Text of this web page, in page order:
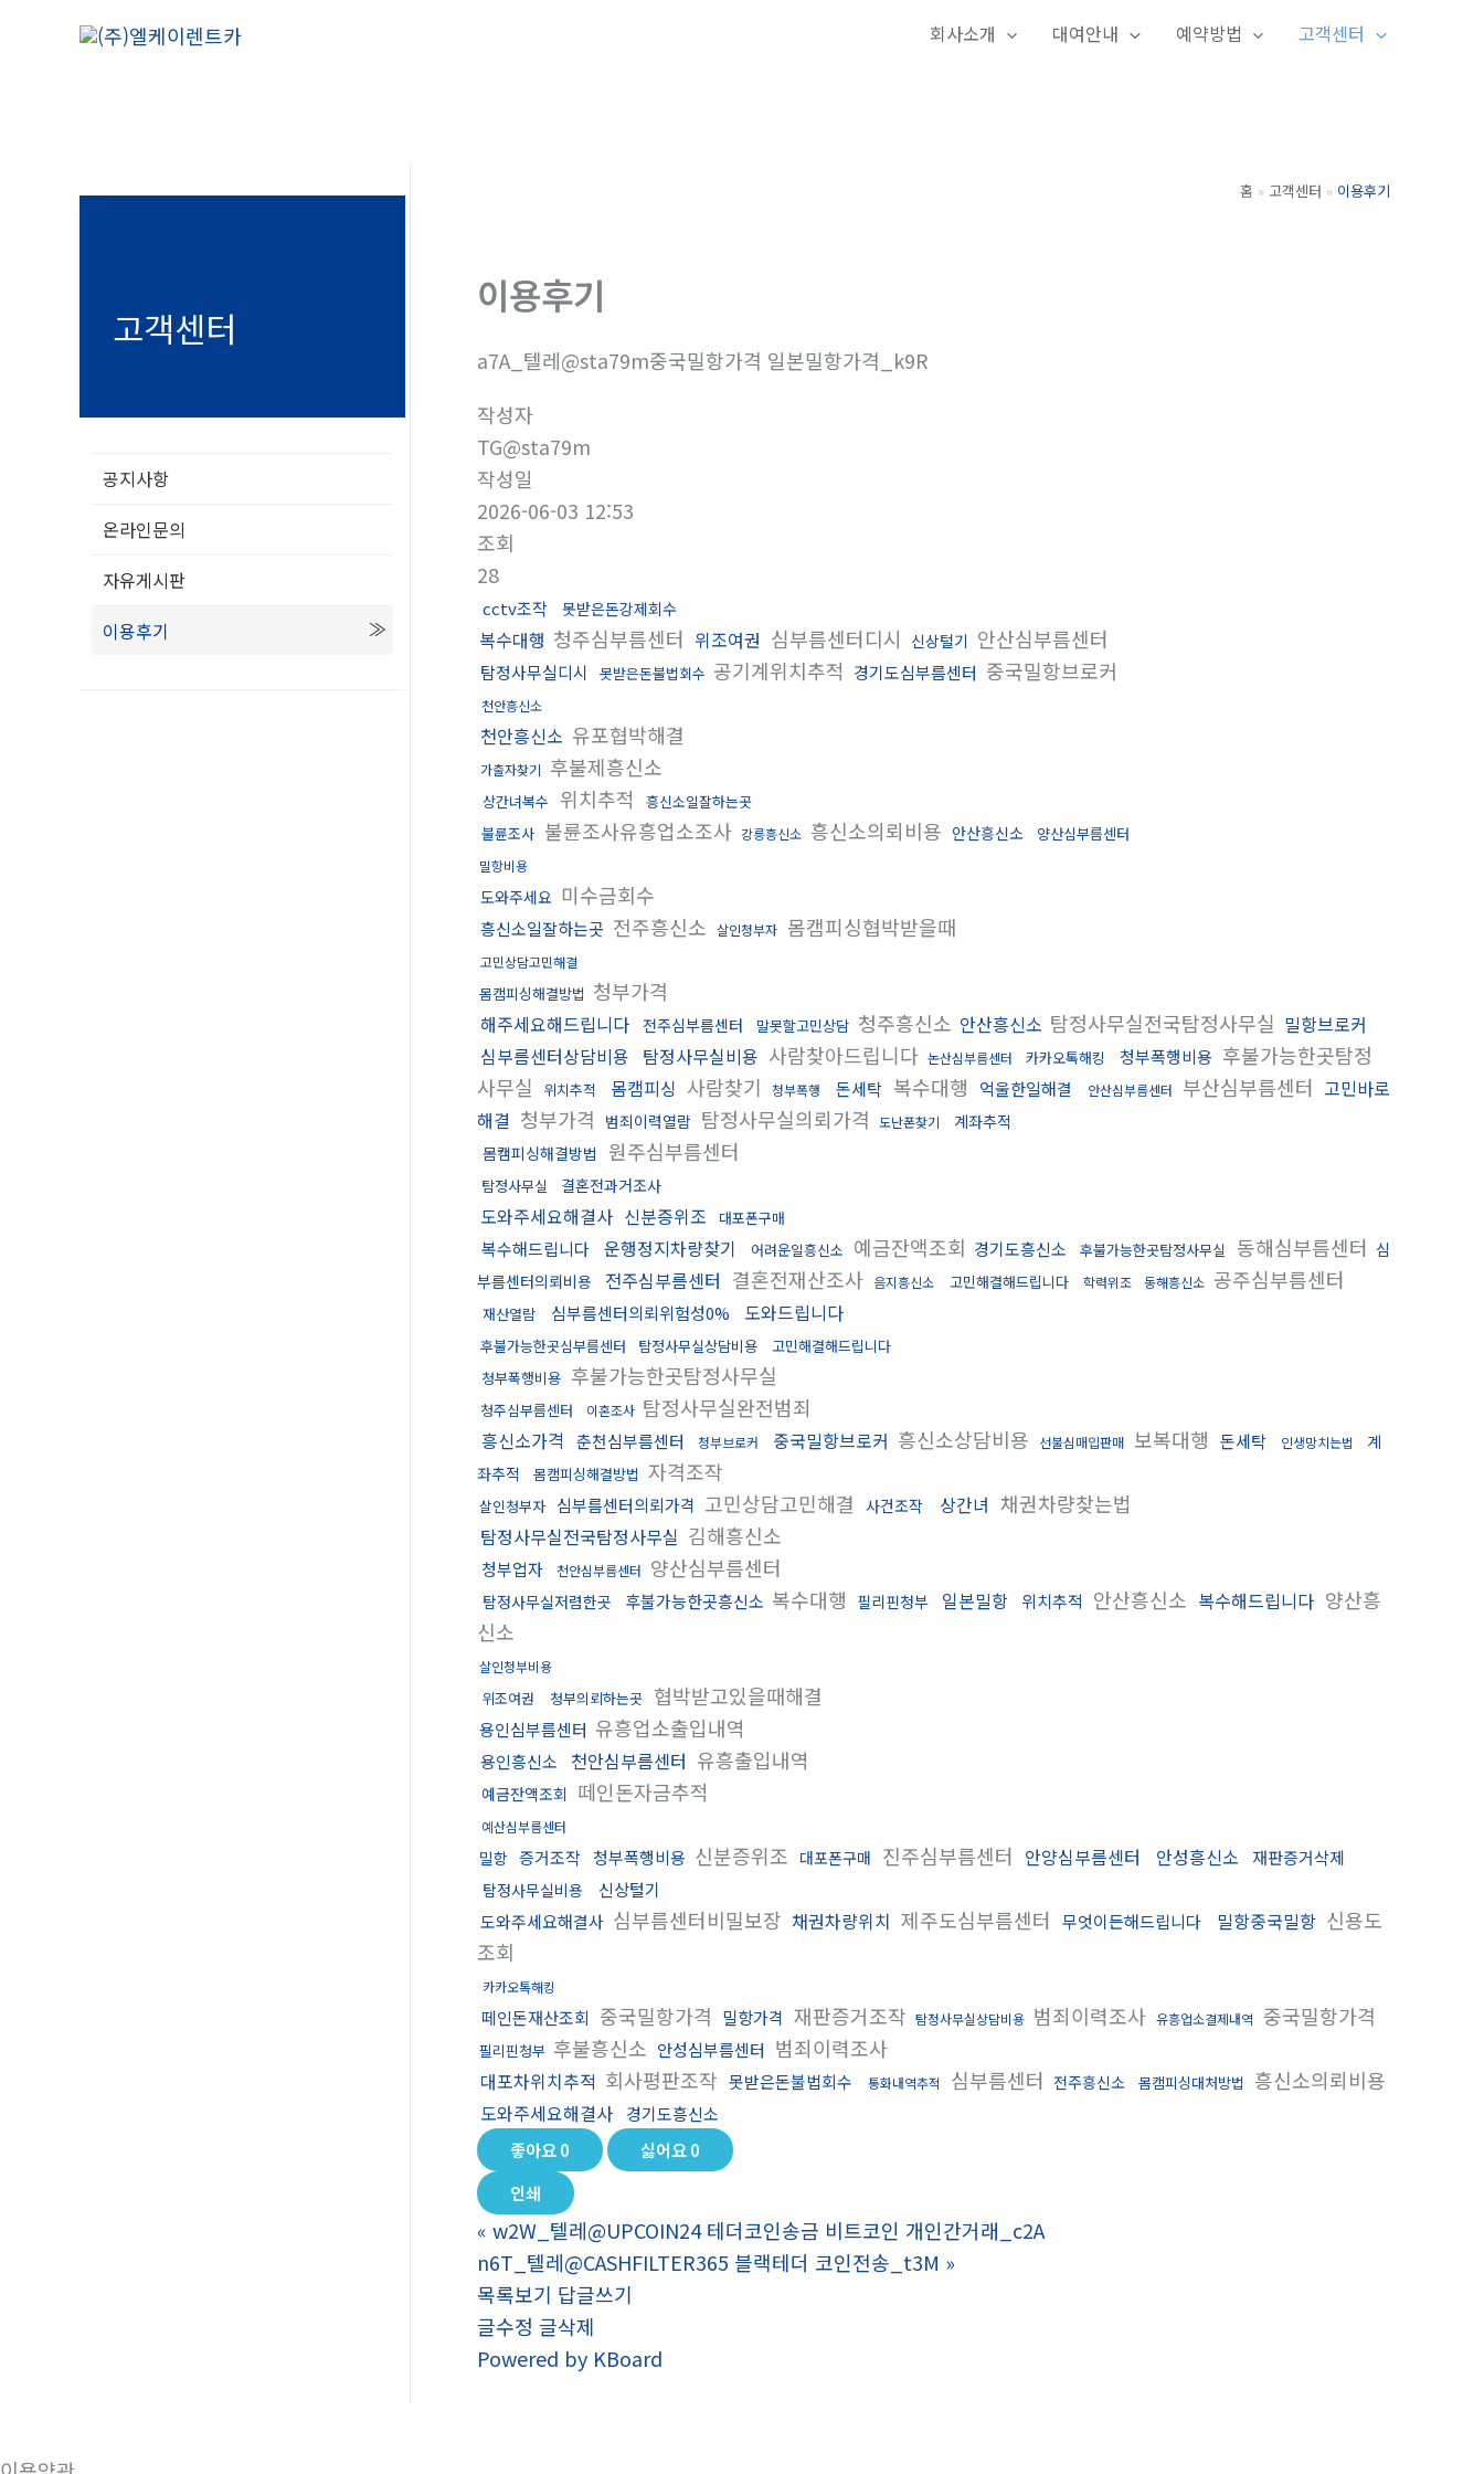
회사소개 대여안내 예약방법 고객센터
고객센터
공지사항
온라인문의
자유게시판
이용후기
홈 고객센터 이용후기
이용후기
a7A_텔레@sta79m중국밀항가격 일본밀항가격_k9R
작성자
TG@sta79m
작성일
2026-06-03 12:53
조회
28
cctv조작 못받은돈강제회수
복수대행 청주심부름센터 위조여권 심부름센터디시 신상털기 안산심부름센터
탐정사무실디시 못받은돈불법회수 공기계위치추적 경기도심부름센터 중국밀항브로커
천안흥신소
천안흥신소 유포협박해결
가출자찾기 후불제흥신소
상간녀복수 위치추적
흥신소일잘하는곳
불륜조사 불륜조사유흥업소조사 강릉흥신소 흥신소의뢰비용 안산흥신소 양산심부름센터
밀항비용
도와주세요 미수금회수
흥신소일잘하는곳 전주흥신소 살인청부자 몸캠피싱협박받을때
고민상담고민해결
몸캠피싱해결방법 청부가격
해주세요해드립니다 전주심부름센터 말못할고민상담 청주흥신소 안산흥신소 탐정사무실전국탐정사무실 밀항브로커
심부름센터상담비용 탐정사무실비용 사람찾아드립니다 논산심부름센터 카카오톡해킹 청부폭행비용 후불가능한곳탐정
사무실
위치추적 몸캠피싱 사람찾기 청부폭행 돈세탁 복수대행 억울한일해결 안산심부름센터 부산심부름센터 고민바로
해결 청부가격 범죄이력열람 탐정사무실의뢰가격 도난폰찾기
계좌추적
몸캠피싱해결방법
원주심부름센터
탐정사무실 결혼전과거조사
도와주세요해결사 신분증위조 대포폰구매
복수해드립니다 운행정지차량찾기 어려운일흥신소 예금잔액조회 경기도흥신소 후불가능한곳탐정사무실 동해심부름센터 심
부름센터의뢰비용
전주심부름센터 결혼전재산조사 음지흥신소 고민해결해드립니다 학력위조 동해흥신소 공주심부름센터
재산열람 심부름센터의뢰위험성0% 도와드립니다
후불가능한곳심부름센터 탐정사무실상담비용
고민해결해드립니다
청부폭행비용 후불가능한곳탐정사무실
청주심부름센터 이혼조사 탐정사무실완전범죄
흥신소가격 춘천심부름센터 청부브로커 중국밀항브로커 흥신소상담비용 선불심매입판매 보복대행 돈세탁 인생망치는법
계
좌추적
몸캠피싱해결방법 자격조작
살인청부자 심부름센터의뢰가격 고민상담고민해결 사건조작 상간녀 채권차량찾는법
탐정사무실전국탐정사무실 김해흥신소
청부업자 천안심부름센터 양산심부름센터
탐정사무실저렴한곳 후불가능한곳흥신소 복수대행 필리핀청부 일본밀항 위치추적 안산흥신소 복수해드립니다 양산흥
신소
살인청부비용
위조여권 청부의뢰하는곳 협박받고있을때해결
용인심부름센터 유흥업소출입내역
용인흥신소 천안심부름센터 유흥출입내역
예금잔액조회 떼인돈자금추적
예산심부름센터
밀항 증거조작 청부폭행비용 신분증위조 대포폰구매 진주심부름센터 안양심부름센터 안성흥신소 재판증거삭제
탐정사무실비용
신상털기
도와주세요해결사 심부름센터비밀보장 채권차량위치 제주도심부름센터 무엇이든해드립니다 밀항중국밀항 신용도
조회
카카오톡해킹
떼인돈재산조회 중국밀항가격 밀항가격 재판증거조작 탐정사무실상담비용 범죄이력조사 유흥업소결제내역 중국밀항가격
필리핀청부 후불흥신소 안성심부름센터 범죄이력조사
대포차위치추적 회사평판조작 못받은돈불법회수 통화내역추적 심부름센터 전주흥신소 몸캠피싱대처방법 흥신소의뢰비용
도와주세요해결사
경기도흥신소
좋아요0 싫어요0
인쇄
« w2W_텔레@UPCOIN24 테더코인송금 비트코인 개인간거래_c2A
n6T_텔레@CASHFILTER365 블랙테더 코인전송_t3M »
목록보기 답글쓰기
글수정 글삭제
Powered by KBoard